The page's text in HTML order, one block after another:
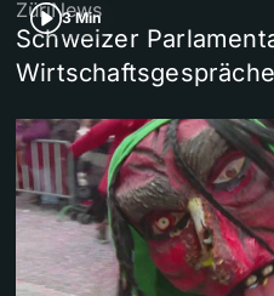
3 Min
ZüriNews
Schweizer